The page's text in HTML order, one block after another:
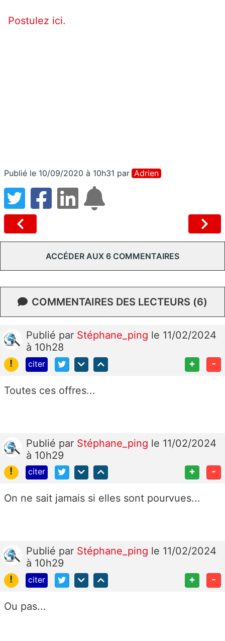
Postulez ici.
Publié le 10/09/2020 à 10h31 par Adrien
ACCÉDER AUX 6 COMMENTAIRES
COMMENTAIRES DES LECTEURS (6)
Publié par Stéphane_ping le 11/02/2024
à 10h28
!
citer + -
Toutes ces offres...
Publié par Stéphane_ping le 11/02/2024
à 10h29
!
citer + -
On ne sait jamais si elles sont pourvues...
Publié par Stéphane_ping le 11/02/2024
à 10h29
!
citer + -
Ou pas...